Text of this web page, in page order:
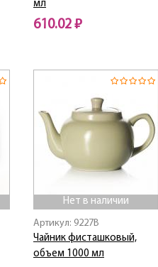
мл
610.02 ₽
Нет в наличии
Артикул: 9227B
Чайник фисташковый,
объем 1000 мл